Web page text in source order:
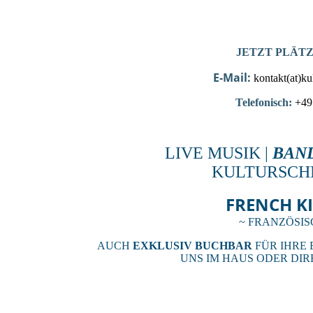
JETZT
E-Mail:
Telefonisch:
LIVE MUSIK |
FRENCH
~
AUCH EXKLUSIV BUCHBAR FÜR IHRE
UNS IM HAUS ODER